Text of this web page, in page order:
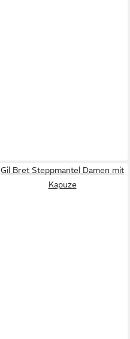
Gil Bret Steppmantel Damen mit
Kapuze